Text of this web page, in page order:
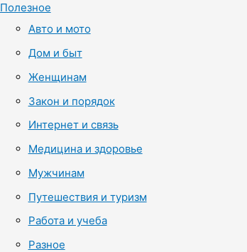
Полезное
Авто и мото
Дом и быт
Женщинам
Закон и порядок
Интернет и связь
Медицина и здоровье
Мужчинам
Путешествия и туризм
Работа и учеба
Разное